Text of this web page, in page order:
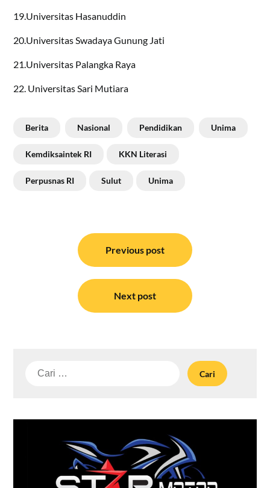
19.Universitas Hasanuddin
20.Universitas Swadaya Gunung Jati
21.Universitas Palangka Raya
22. Universitas Sari Mutiara
Berita Nasional Pendidikan Unima
Kemdiksaintek RI KKN Literasi
Perpusnas RI Sulut Unima
Previous post
Next post
Cari